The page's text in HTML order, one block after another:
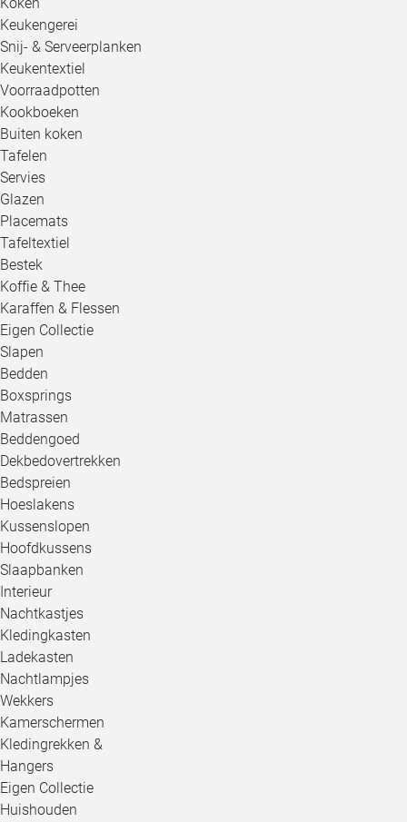
Keukengerei
Snij- & Serveerplanken
Keukentextiel
Voorraadpotten
Kookboeken
Buiten koken
Tafelen
Servies
Glazen
Placemats
Tafeltextiel
Bestek
Koffie & Thee
Karaffen & Flessen
Eigen Collectie
Slapen
Bedden
Boxsprings
Matrassen
Beddengoed
Dekbedovertrekken
Bedspreien
Hoeslakens
Kussenslopen
Hoofdkussens
Slaapbanken
Interieur
Nachtkastjes
Kledingkasten
Ladekasten
Nachtlampjes
Wekkers
Kamerschermen
Kledingrekken &
Hangers
Eigen Collectie
Huishouden